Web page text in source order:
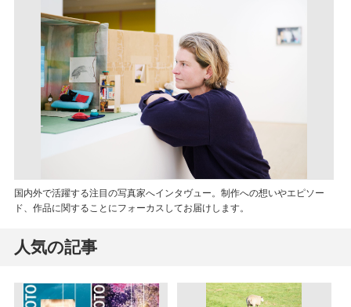
国内外で活躍する注目の写真家へインタヴュー。制作への想いやエピソー
ド、作品に関することにフォーカスしてお届けします。
人気の記事